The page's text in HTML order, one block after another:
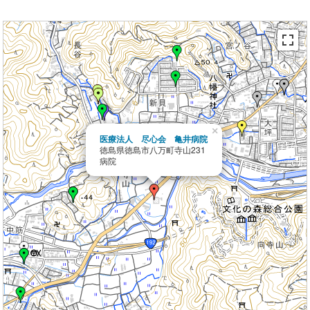
医療法人 尽心会 亀井病院
徳島県徳島市八万町寺山231
病院
×